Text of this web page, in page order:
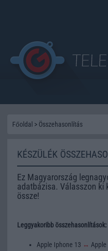
Főoldal > Összehasonlítás
KÉSZÜLÉK
Ez Magyarország
adatbázisa. Válasszon ki
össze!
Leggyakoribb összehasonlítások:
Apple Iphone 13 ↔